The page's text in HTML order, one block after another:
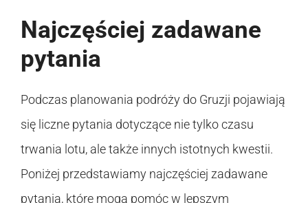
Najczęściej zadawane
pytania
Podczas planowania podróży do Gruzji pojawiają
się liczne pytania dotyczące nie tylko czasu
trwania lotu, ale także innych istotnych kwestii.
Poniżej przedstawiamy najczęściej zadawane
pytania, które mogą pomóc w lepszym